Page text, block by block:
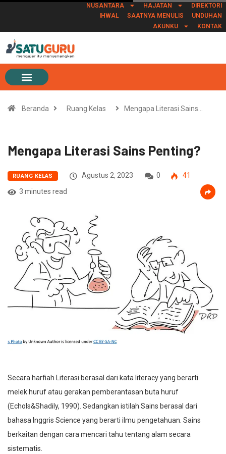
NUSANTARA HAJATAN
DIREKTORI
IHWAL
SAATNYA MENULIS
UNDUHAN
AKUNKU
KONTAK
Beranda Ruang Kelas Mengapa Literasi Sains…
Mengapa Literasi Sains Penting?
RUANG KELAS Agustus 2, 2023 0
41
3 minutes read
Secara harfiah Literasi berasal dari kata literacy yang berarti
melek huruf atau gerakan pemberantasan buta huruf
(Echols&Shadily, 1990). Sedangkan istilah Sains berasal dari
bahasa Inggris Science yang berarti ilmu pengetahuan. Sains
berkaitan dengan cara mencari tahu tentang alam secara
sistematis.